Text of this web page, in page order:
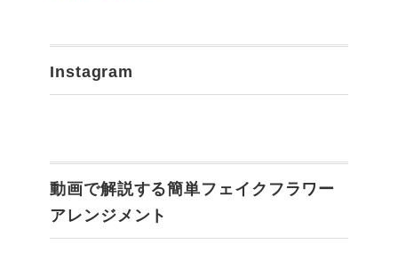
Instagram
動画で解説する簡単フェイクフラワー
アレンジメント